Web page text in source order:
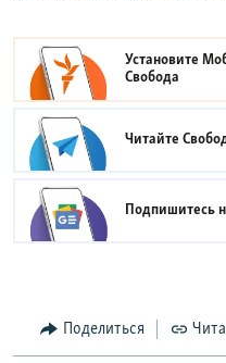
Установите
Свобода
Читайте
Подпишитесь
Поделиться